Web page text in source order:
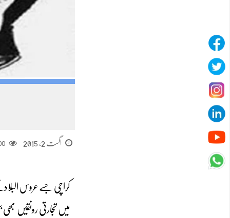
اگست 2, 2015
کراچی جسے عروس
میں تجارتی رونقیں